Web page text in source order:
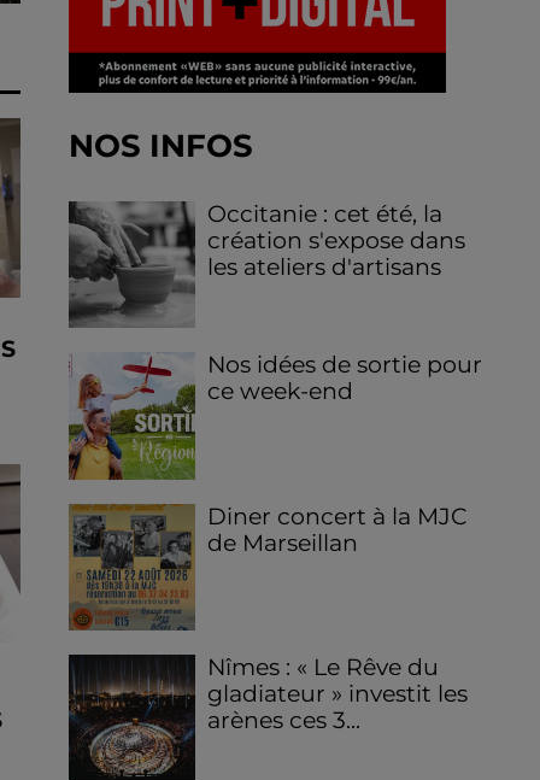
NOS INFOS
Occitanie : cet été, la
création s'expose dans
les ateliers d'artisans
Nos idées de sortie pour
ce week-end
Diner concert à la MJC
de Marseillan
Nîmes : « Le Rêve du
gladiateur » investit les
arènes ces 3...